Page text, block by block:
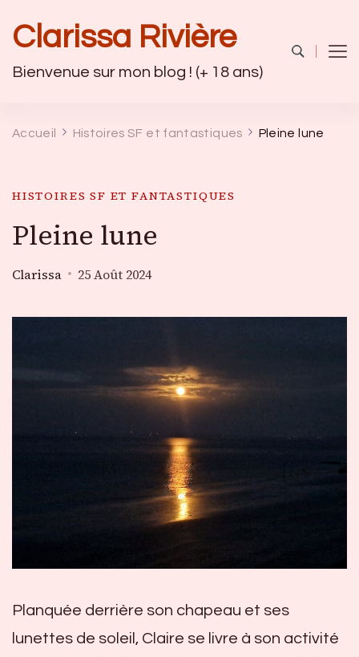
Clarissa Rivière
Bienvenue sur mon blog ! (+ 18 ans)
Accueil Histoires SF et fantastiques Pleine lune
HISTOIRES SF ET FANTASTIQUES
Pleine lune
Clarissa 25 Août 2024
Planquée derrière son chapeau et ses
lunettes de soleil, Claire se livre à son activité